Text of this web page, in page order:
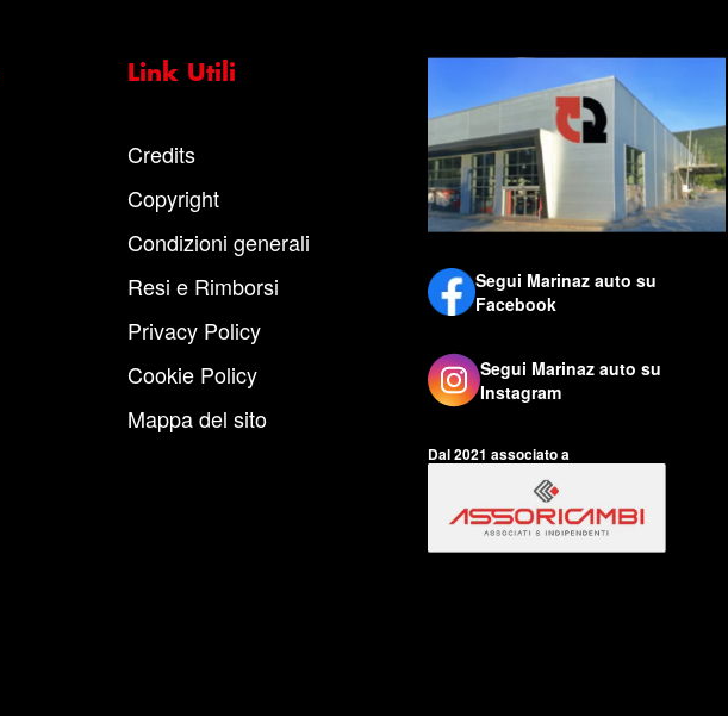
Link Utili
Credits
Copyright
Condizioni generali
Resi e Rimborsi
Privacy Policy
Cookie Policy
Mappa del sito
Segui Marinaz auto su
Facebook
Segui Marinaz auto su
Instagram
Dal 2021 associato a